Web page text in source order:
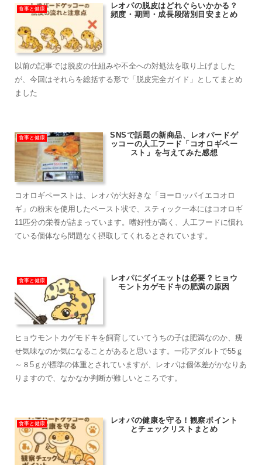
食事と健康
レオパの脱皮はどれぐらいかかる？
頻度・期間・成長段階別目安まとめ
以前の記事では脱皮の仕組みや不全への対処法を取り上げました
が、今回はそれらを総括する形で「脱皮完全ガイド」としてまとめ
ました
食事と健康
SNSで話題の新商品、レオパードゲ
ッコーの人工フード「コオロギペー
スト」を与えてみた感想
コオロギペーストは、レオパが大好きな「ヨーロッパイエコオロ
ギ」の粉末を使用したペースト状で、スティック一本にはコオロギ
11匹分の栄養が詰まっています。嗜好性が高く、人工フードに慣れ
ている個体なら問題なく摂取してくれるとされています。
食事と健康
レオパにダイエットは必要？ヒョウ
モントカゲモドキの肥満の原因
ヒョウモントカゲモドキを飼育していてうちの子は肥満なのか、痩
せ気味なのか気になることがあると思います。一応アダルトで55ｇ
～８5ｇが標準の体重とされていますが、レオパは個体差がかなりあ
りますので、なかなか判断が難しいところです。
食事と健康
レオパの健康を守る！観察ポイント
とチェックリストまとめ